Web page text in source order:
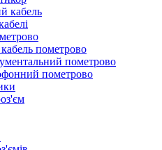
кабель
пометрово
пометрово
пометрово